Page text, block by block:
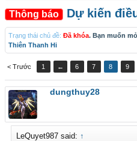
Thông báo Dự kiến
Trạng thái chủ đề: Đã khóa. Bạn muốn
Thiên Thanh Hi
< Trước 1 ← 6 7 8 9
dungthuy28
LeQuyet987 said: ↑